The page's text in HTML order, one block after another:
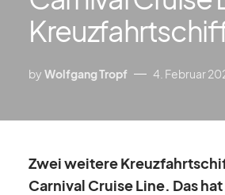
by Wolfgang Tropf 4. Februar
Zwei wei­tere
Car­ni­val Cruise Line. Das